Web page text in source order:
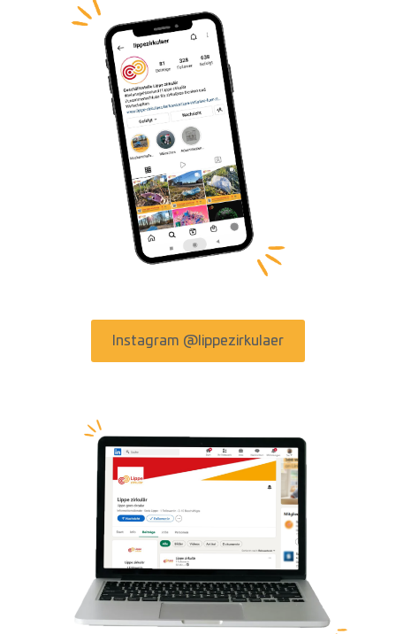
Instagram @lippezirkulaer